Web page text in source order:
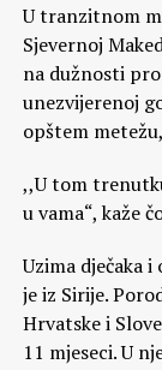
U tranzitnom
Sjevernoj
na dužnosti
unezvijerenoj
opštem
,,U tom
u vama“, kaže
Uzima dječaka i
je iz Sirije.
Hrvatske i
11 mjeseci. U